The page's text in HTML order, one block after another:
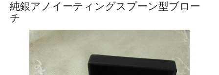
純銀アノイーティングスプーン型ブロー
チ